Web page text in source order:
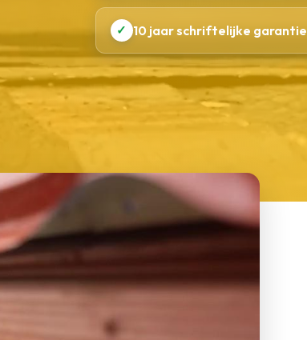
✓ 10 jaar schriftelijke garantie